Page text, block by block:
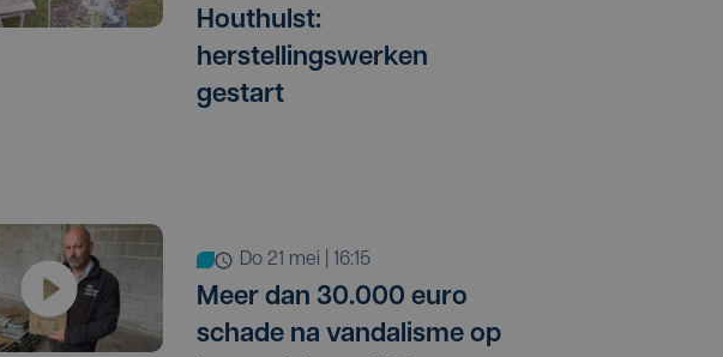
Houthulst:
herstellingswerken
gestart
do 21 mei | 16:15
Meer dan 30.000 euro
schade na vandalisme op